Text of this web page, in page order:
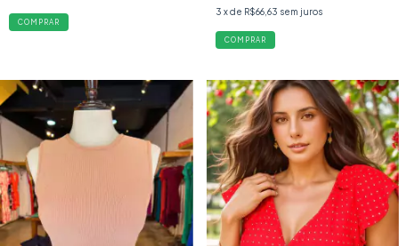
COMPRAR
3 x de R$66,63 sem juros
COMPRAR